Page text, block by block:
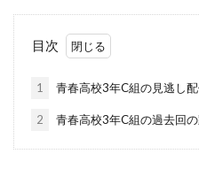
目次
1 青春高校3年C組の見逃し
2 青春高校3年C組の過去回